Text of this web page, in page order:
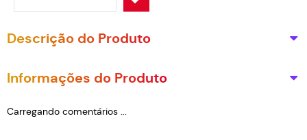
Descrição do Produto
Informações do Produto
Carregando comentários ...